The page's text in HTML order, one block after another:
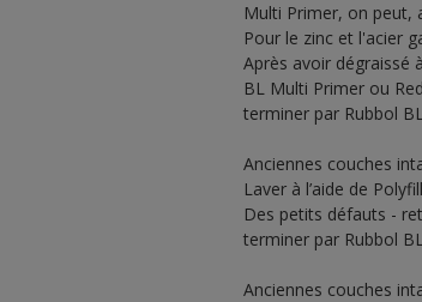
Multi Primer, on peut,
Pour le zinc et l'acier
Après avoir dégraissé
BL Multi Primer ou
terminer par Rubbol
Anciennes couches
Laver à l’aide de
Des petits défauts -
terminer par Rubbol
Anciennes couches